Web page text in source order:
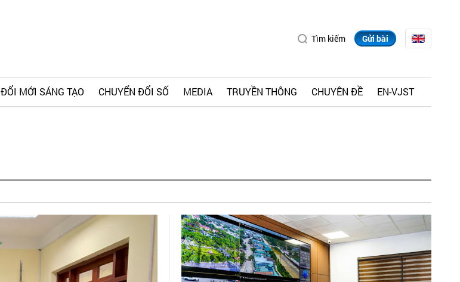
Tìm kiếm Gửi bài
ĐỔI MỚI SÁNG TẠO CHUYỂN ĐỔI SỐ MEDIA TRUYỀN THÔNG CHUYÊN ĐỀ EN-VJST